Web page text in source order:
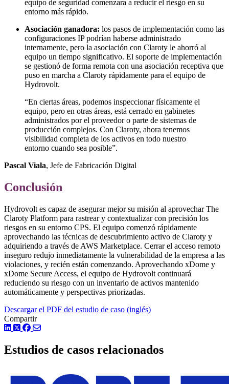
equipo de seguridad comenzara a reducir el riesgo en su
entorno más rápido.
Asociación ganadora: los pasos de implementación como las
configuraciones IP podrían haberse administrado
internamente, pero la asociación con Claroty le ahorró al
equipo un tiempo significativo. El soporte de implementación
se gestionó de forma remota con una asociación receptiva que
puso en marcha a Claroty rápidamente para el equipo de
Hydrovolt.
“En ciertas áreas, podemos inspeccionar físicamente el
equipo, pero en otras áreas, está cerrado en gabinetes
administrados por el proveedor o parte de sistemas de
producción complejos. Con Claroty, ahora tenemos
visibilidad completa de los activos en todo nuestro
entorno cuando sea posible”.
Pascal Viala, Jefe de Fabricación Digital
Conclusión
Hydrovolt es capaz de asegurar mejor su misión al aprovechar The
Claroty Platform para rastrear y contextualizar con precisión los
riesgos en su entorno CPS. El equipo comenzó rápidamente
aprovechando las técnicas de descubrimiento activo de Claroty y
adquiriendo a través de AWS Marketplace. Cerrar el acceso remoto
inseguro redujo inmediatamente la vulnerabilidad de la empresa a las
violaciones, y recién están comenzando. Aprovechando xDome y
xDome Secure Access, el equipo de Hydrovolt continuará
reduciendo su riesgo con un inventario de activos mantenido
automáticamente y perspectivas priorizadas.
Descargar el PDF del estudio de caso (inglés)
Compartir
LinkedIn
TwitterFacebook
Estudios de casos relacionados